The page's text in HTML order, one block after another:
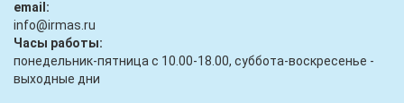
email:
infо@irmas.ru
Часы работы:
понедельник-пятница с 10.00-18.00, суббота-воскресенье -
выходные дни